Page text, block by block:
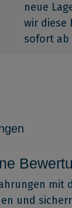
neue
wir diese
sofort ab
mit
und